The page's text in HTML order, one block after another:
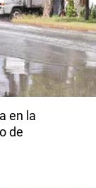
en la
de